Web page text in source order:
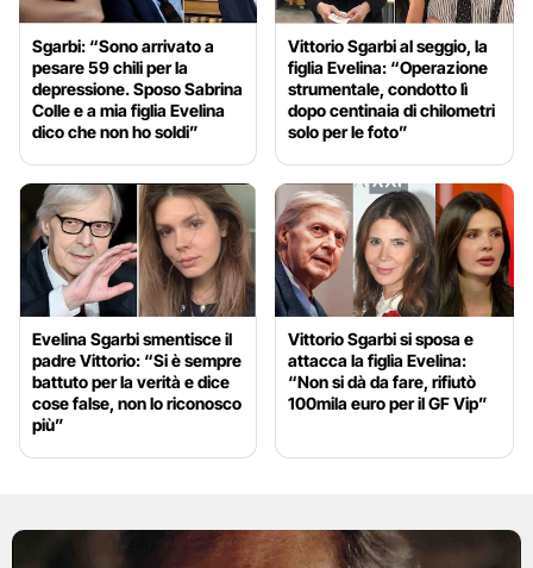
Sgarbi: “Sono arrivato a
pesare 59 chili per la
depressione. Sposo Sabrina
Colle e a mia figlia Evelina
dico che non ho soldi”
Vittorio Sgarbi al seggio, la
figlia Evelina: “Operazione
strumentale, condotto lì
dopo centinaia di chilometri
solo per le foto”
Evelina Sgarbi smentisce il
padre Vittorio: “Si è sempre
battuto per la verità e dice
cose false, non lo riconosco
più”
Vittorio Sgarbi si sposa e
attacca la figlia Evelina:
“Non si dà da fare, rifiutò
100mila euro per il GF Vip”